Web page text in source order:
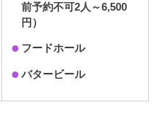
前予約不可2人～6,500
円）
フードホール
バタービール